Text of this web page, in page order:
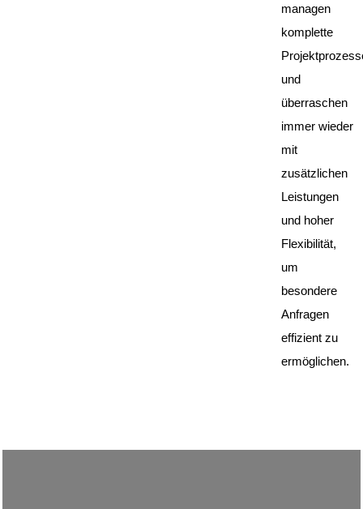
managen
komplette
und
überraschen
immer wieder
mit
zusätzlichen
Leistungen
und hoher
Flexibilität,
um
besondere
Anfragen
effizient zu
ermöglichen.